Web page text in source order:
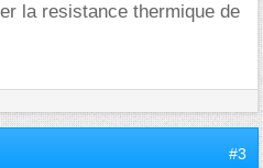
la resistance thermique de
#3